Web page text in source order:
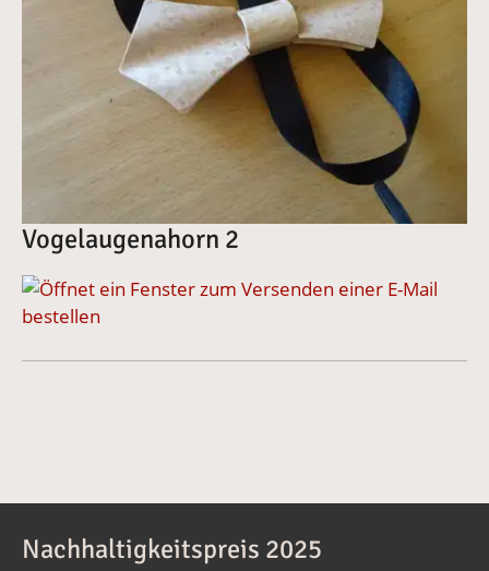
Vogelaugenahorn 2
bestellen
Nachhaltigkeitspreis 2025